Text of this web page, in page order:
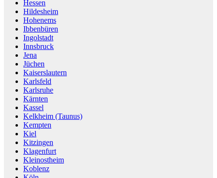
Hessen
Hildesheim
Hohenems
Ibbenbüren
Ingolstadt
Innsbruck
Jena
Jüchen
Kaiserslautern
Karlsfeld
Karlsruhe
Kärnten
Kassel
Kelkheim (Taunus)
Kempten
Kiel
Kitzingen
Klagenfurt
Kleinostheim
Koblenz